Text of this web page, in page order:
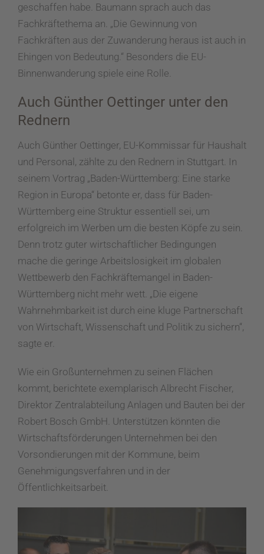
geschaffen habe. Baumann sprach auch das
Fachkräftethema an. „Die Gewinnung von
Fachkräften aus der Zuwanderung heraus ist auch in
Ehingen von Bedeutung.“ Besonders die EU-
Binnenwanderung spiele eine Rolle.
Auch Günther Oettinger unter den
Rednern
Auch Günther Oettinger, EU-Kommissar für Haushalt
und Personal, zählte zu den Rednern in Stuttgart. In
seinem Vortrag „Baden-Württemberg: Eine starke
Region in Europa“ betonte er, dass für Baden-
Württemberg eine Struktur essentiell sei, um
erfolgreich im Werben um die besten Köpfe zu sein.
Denn trotz guter wirtschaftlicher Bedingungen
mache die geringe Arbeitslosigkeit im globalen
Wettbewerb den Fachkräftemangel in Baden-
Württemberg nicht mehr wett. „Die eigene
Wahrnehmbarkeit ist durch eine kluge Partnerschaft
von Wirtschaft, Wissenschaft und Politik zu sichern“,
sagte er.
Wie ein Großunternehmen zu seinen Flächen
kommt, berichtete exemplarisch Albrecht Fischer,
Direktor Zentralabteilung Anlagen und Bauten bei der
Robert Bosch GmbH. Unterstützen könnten die
Wirtschaftsförderungen Unternehmen bei den
Vorsondierungen mit der Kommune, beim
Genehmigungsverfahren und in der
Öffentlichkeitsarbeit.